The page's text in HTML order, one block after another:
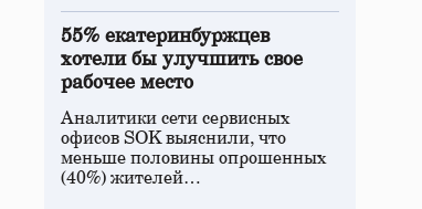
55% екатеринбуржцев
хотели бы улучшить свое
рабочее место
Аналитики сети сервисных
офисов SOK выяснили, что
меньше половины опрошенных
(40%) жителей…